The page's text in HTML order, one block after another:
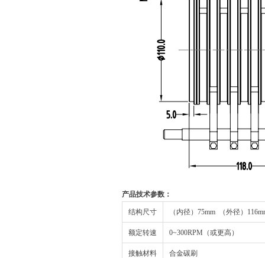
产品技术参数：
结构尺寸 （内径）75mm （外径）
额定转速 0~300RPM（或更高）
接触材料 合金碳刷